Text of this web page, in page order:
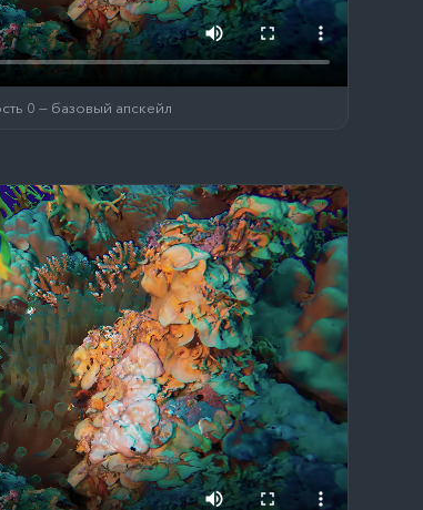
0 — базовый апскейл